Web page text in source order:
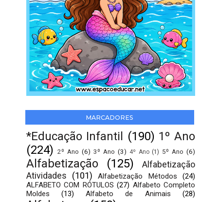
MARCADORES
*Educação Infantil (190) 1º Ano
(224) 2º Ano (6) 3º Ano (3) 4º Ano (1) 5º Ano (6)
Alfabetização (125)
Alfabetização
Atividades
(101) Alfabetização Métodos
(24)
ALFABETO COM RÓTULOS (27) Alfabeto Completo
Moldes
(13) Alfabeto de Animais (28)